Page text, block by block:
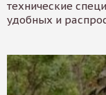
технические
удобных и